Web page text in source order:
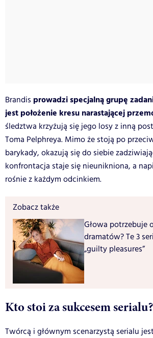
Brandis prowadzi specjalną grupę
jest położenie kresu narastającej
śledztwa krzyżują się jego losy z inną
Toma Pelphreya. Mimo że stoją po
barykady, okazują się do siebie
konfrontacja staje się nieunikniona, a
rośnie z każdym odcinkiem.
Zobacz także
Głowa potrzebuje
dramatów? Te 3
„guilty pleasures”
Kto stoi za sukcesem serialu?
Twórcą i głównym scenarzystą serialu